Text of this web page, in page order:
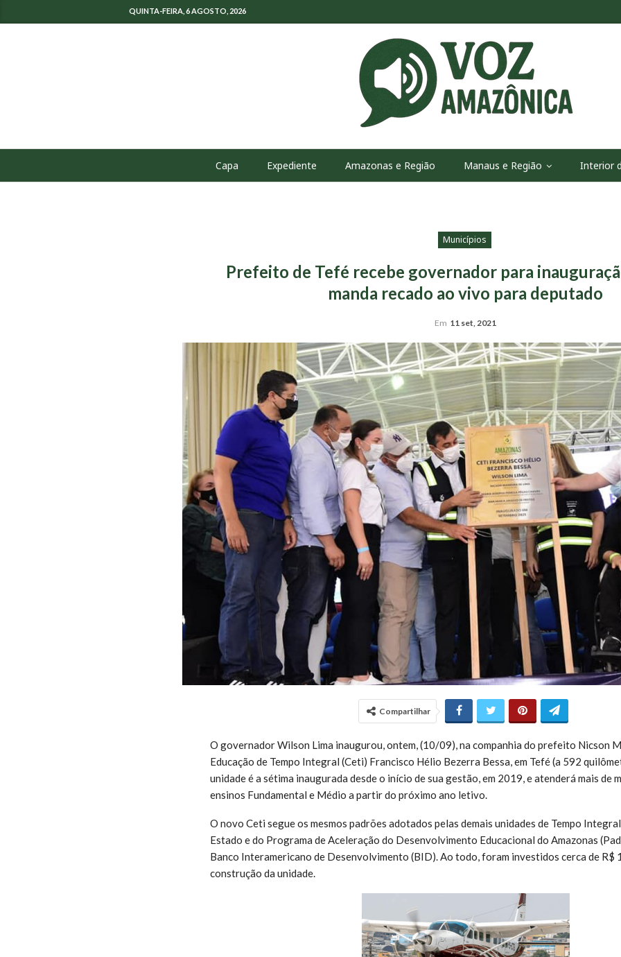
QUINTA-FEIRA, 6 AGOSTO, 2026
Capa Expediente Amazonas e Região Manaus e Região Interior
Municípios
Prefeito de Tefé recebe governador para
manda recado ao vivo para deputado
Em 11 set, 2021
Compartilhar
O governador Wilson Lima inaugurou, ontem, (10/09), na companhia do prefeito Nicson
Educação de Tempo Integral (Ceti) Francisco Hélio Bezerra Bessa, em Tefé (a 592
unidade é a sétima inaugurada desde o início de sua gestão, em 2019, e atenderá mais de
ensinos Fundamental e Médio a partir do próximo ano letivo.
O novo Ceti segue os mesmos padrões adotados pelas demais unidades de Tempo
Estado e do Programa de Aceleração do Desenvolvimento Educacional do Amazonas
Banco Interamericano de Desenvolvimento (BID). Ao todo, foram investidos cerca de R$
construção da unidade.